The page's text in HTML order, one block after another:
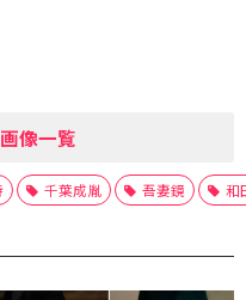
像一覧
千葉成胤 吾妻鏡 和